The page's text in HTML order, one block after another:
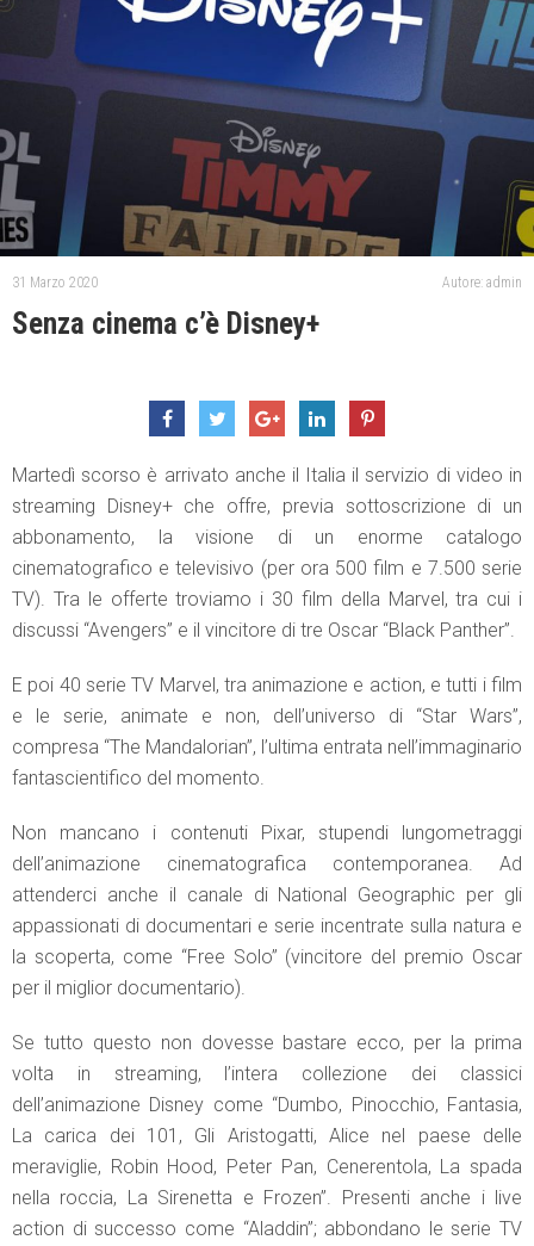
31 Marzo 2020 Autore: admin
Senza cinema c’è Disney+
Martedì scorso è arrivato anche il Italia il servizio di video in
streaming Disney+ che offre, previa sottoscrizione di un
abbonamento, la visione di un enorme catalogo
cinematografico e televisivo (per ora 500 film e 7.500 serie
TV). Tra le offerte troviamo i 30 film della Marvel, tra cui i
discussi “Avengers” e il vincitore di tre Oscar “Black Panther”.
E poi 40 serie TV Marvel, tra animazione e action, e tutti i film
e le serie, animate e non, dell’universo di “Star Wars”,
compresa “The Mandalorian”, l’ultima entrata nell’immaginario
fantascientifico del momento.
Non mancano i contenuti Pixar, stupendi lungometraggi
dell’animazione cinematografica contemporanea. Ad
attenderci anche il canale di National Geographic per gli
appassionati di documentari e serie incentrate sulla natura e
la scoperta, come “Free Solo” (vincitore del premio Oscar
per il miglior documentario).
Se tutto questo non dovesse bastare ecco, per la prima
volta in streaming, l’intera collezione dei classici
dell’animazione Disney come “Dumbo, Pinocchio, Fantasia,
La carica dei 101, Gli Aristogatti, Alice nel paese delle
meraviglie, Robin Hood, Peter Pan, Cenerentola, La spada
nella roccia, La Sirenetta e Frozen”. Presenti anche i live
action di successo come “Aladdin”; abbondano le serie TV